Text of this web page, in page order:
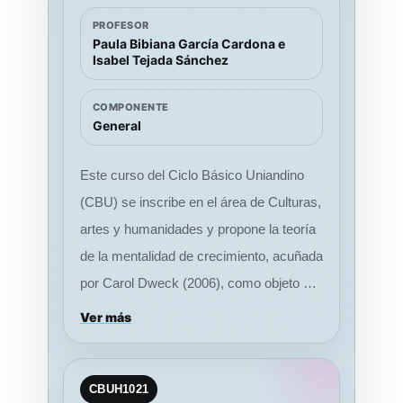
patrimonial en Colombia. A partir del
análisis de ejemplos provenientes de la
arqueología, la arquitectura, los bienes
muebles, los museos y diversas
manifestaciones del patrimonio cultural
inmaterial, se busca comprender la
complejidad de los procesos de
construcción de identidad en el país. En
el marco del Ciclo Básico Uniandino
(CBU), el curso aporta a la formación
integral al permitir que los estudiantes
la relación entre patrimonio, identidad y
sociedad, y desarrollen habilidades para
PROFESOR
Paula Bibiana García Cardona e
Isabel Tejada Sánchez
COMPONENTE
General
Este curso del Ciclo Básico Uniandino
(CBU) se inscribe en el área de Culturas,
artes y humanidades y propone la teoría
de la mentalidad de crecimiento, acuñada
por Carol Dweck (2006), como objeto de
estudio humanístico: un cuerpo de
sus fundamentos históricos y científicos,
interpretarse críticamente y aplicarse a la
Ver más
CBUH1021